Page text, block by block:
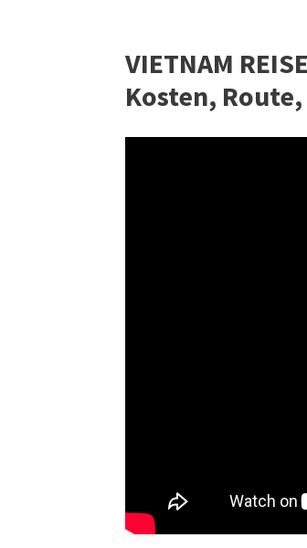
VIETNAM
Kosten,